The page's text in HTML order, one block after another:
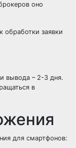
оно
обработки заявки
вывода – 2-3 дня.
в
для смартфонов: